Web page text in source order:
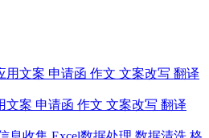
文案 申请函 作文 文案改写 翻译